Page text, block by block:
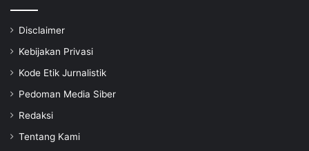
Disclaimer
Kebijakan Privasi
Kode Etik Jurnalistik
Pedoman Media Siber
Redaksi
Tentang Kami